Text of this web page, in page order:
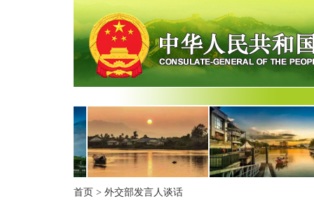
首页 > 外交部发言人谈话